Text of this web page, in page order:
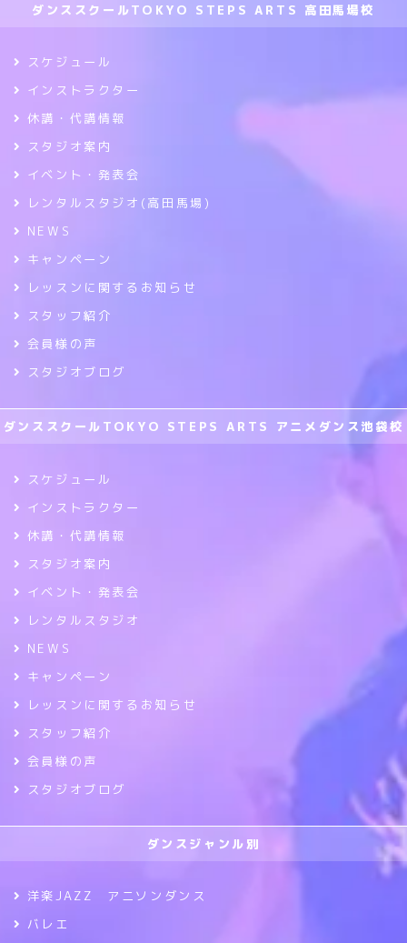
ダンススクールTOKYO STEPS ARTS 高田馬場校
スケジュール
インストラクター
休講・代講情報
スタジオ案内
イベント・発表会
レンタルスタジオ(高田馬場)
NEWS
キャンペーン
レッスンに関するお知らせ
スタッフ紹介
会員様の声
スタジオブログ
ダンススクールTOKYO STEPS ARTS アニメダンス池袋校
スケジュール
インストラクター
休講・代講情報
スタジオ案内
イベント・発表会
レンタルスタジオ
NEWS
キャンペーン
レッスンに関するお知らせ
スタッフ紹介
会員様の声
スタジオブログ
ダンスジャンル別
洋楽JAZZ アニソンダンス
バレエ